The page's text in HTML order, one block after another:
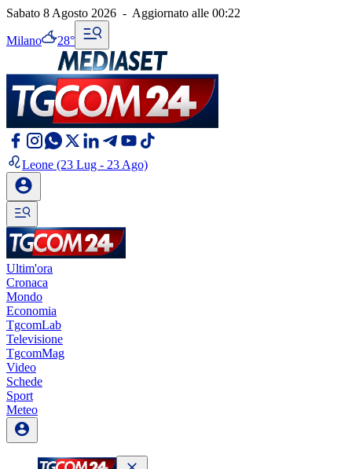
Sabato 8 Agosto 2026 - Aggiornato alle 00:22
Milano 28°
Leone (23 Lug - 23 Ago)
Ultim'ora
Cronaca
Mondo
Economia
TgcomLab
Televisione
TgcomMag
Video
Schede
Sport
Meteo